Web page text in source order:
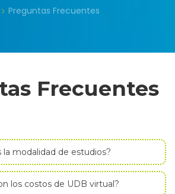
Preguntas Frecuentes
Frecuentes
la modalidad de estudios?
los costos de UDB virtual?